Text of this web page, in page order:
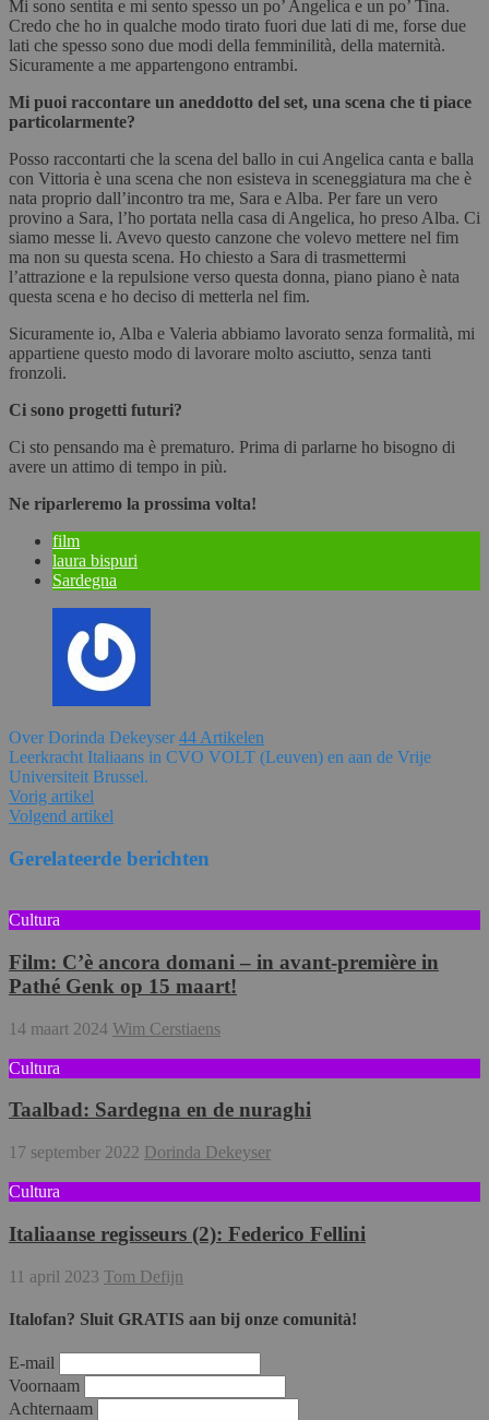
Mi sono sentita e mi sento spesso un po’ Angelica e un po’ Tina.
Credo che ho in qualche modo tirato fuori due lati di me, forse due
lati che spesso sono due modi della femminilità, della maternità.
Sicuramente a me appartengono entrambi.
Mi puoi raccontare un aneddotto del set, una scena che ti piace
particolarmente?
Posso raccontarti che la scena del ballo in cui Angelica canta e balla
con Vittoria è una scena che non esisteva in sceneggiatura ma che è
nata proprio dall’incontro tra me, Sara e Alba. Per fare un vero
provino a Sara, l’ho portata nella casa di Angelica, ho preso Alba. Ci
siamo messe li. Avevo questo canzone che volevo mettere nel fim
ma non su questa scena. Ho chiesto a Sara di trasmettermi
l’attrazione e la repulsione verso questa donna, piano piano è nata
questa scena e ho deciso di metterla nel fim.
Sicuramente io, Alba e Valeria abbiamo lavorato senza formalità, mi
appartiene questo modo di lavorare molto asciutto, senza tanti
fronzoli.
Ci sono progetti futuri?
Ci sto pensando ma è prematuro. Prima di parlarne ho bisogno di
avere un attimo di tempo in più.
Ne riparleremo la prossima volta!
film
laura bispuri
Sardegna
Over Dorinda Dekeyser 44 Artikelen
Leerkracht Italiaans in CVO VOLT (Leuven) en aan de Vrije
Universiteit Brussel.
Vorig artikel
Volgend artikel
Gerelateerde berichten
Cultura
Film: C’è ancora domani – in avant-première in
Pathé Genk op 15 maart!
14 maart 2024 Wim Cerstiaens
Cultura
Taalbad: Sardegna en de nuraghi
17 september 2022 Dorinda Dekeyser
Cultura
Italiaanse regisseurs (2): Federico Fellini
11 april 2023 Tom Defijn
Italofan? Sluit GRATIS aan bij onze comunità!
E-mail
Voornaam
Achternaam